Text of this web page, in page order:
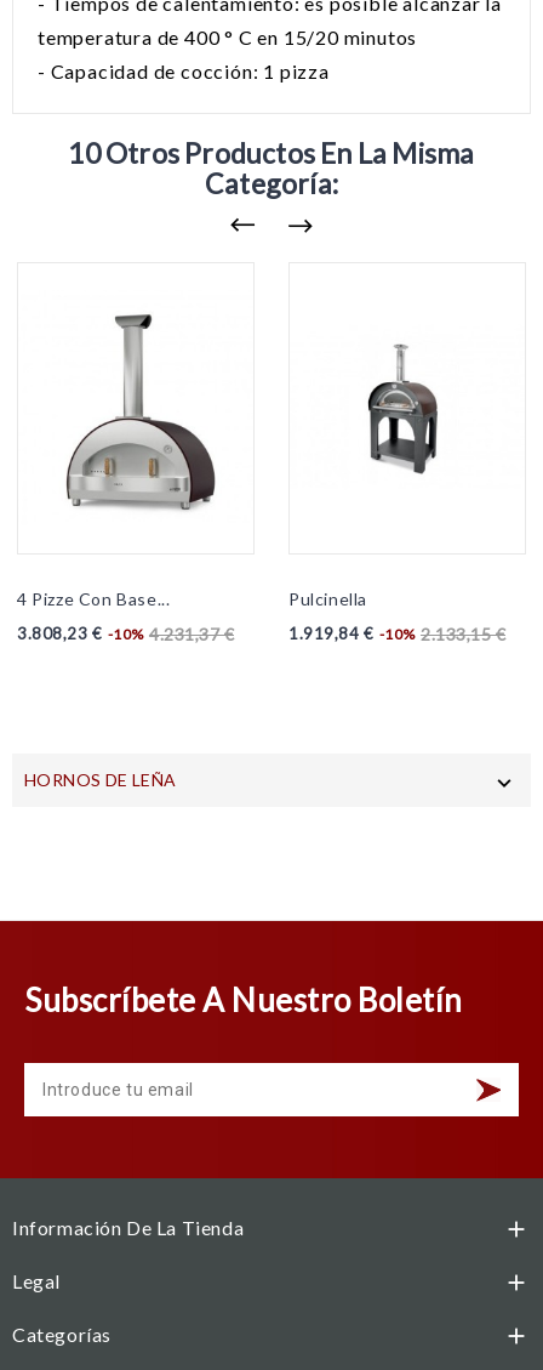
temperatura de 400 ° C en 15/20 minutos
- Capacidad de cocción: 1 pizza
10 Otros Productos En La Misma
Categoría:
4 Pizze Con Base...
Precio
3.808,23 € -10% Precio
4.231,37 €
Pulcinella
Precio
1.919,84 € -10% Precio
2.133,15 €
HORNOS DE LEÑA 
Subscríbete A Nuestro Boletín
Información De La Tienda 
Legal 
Categorías 